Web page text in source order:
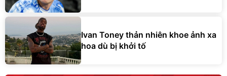
Ivan Toney thản nhiên khoe ảnh xa
hoa dù bị khởi tố